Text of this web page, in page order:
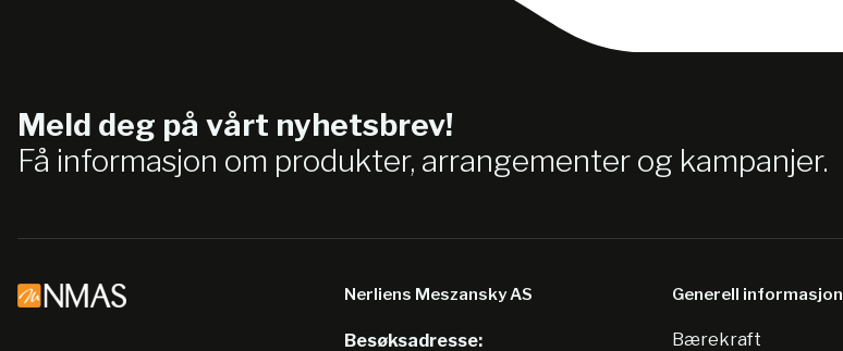
Meld deg på vårt nyhetsbrev!
Få informasjon om produkter, arrangementer og kampanjer.
Nerliens Meszansky AS
Besøksadresse:
Generell informasjon
Bærekraft